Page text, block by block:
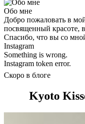
Обо мне
Добро пожаловать в
посвященный красоте,
Спасибо, что вы со
Instagram
Something is wrong.
Instagram token error.
Скоро в блоге
Kyoto